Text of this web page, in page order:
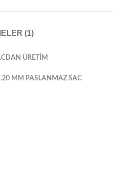
(1)
ÜRETİM
MM PASLANMAZ SAC